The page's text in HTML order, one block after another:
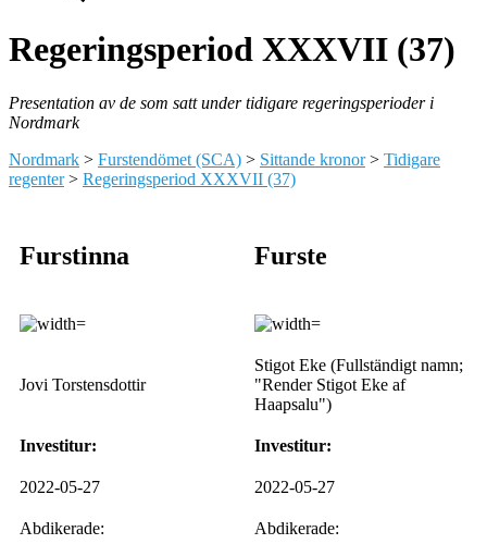
Regeringsperiod XXXVII (37)
Presentation av de som satt under tidigare regeringsperioder i
Nordmark
Nordmark > Furstendömet (SCA) > Sittande kronor> Tidigare
regenter> Regeringsperiod XXXVII (37)
Furstinna Furste
Jovi Torstensdottir
Stigot Eke (Fullständigt namn;
"Render Stigot Eke af
Haapsalu")
Investitur: Investitur:
2022-05-27 2022-05-27
Abdikerade: Abdikerade: